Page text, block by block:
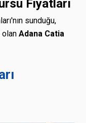
Fiyatları
sunduğu,
olan Adana Catia